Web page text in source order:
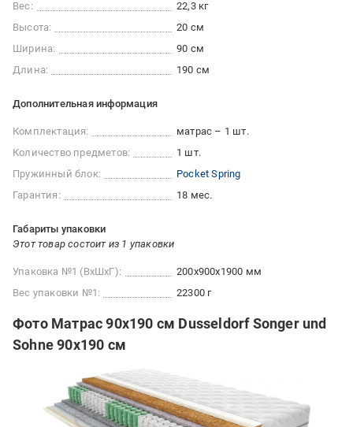
Вес:
22,3 кг
Высота:
20 см
Ширина:
90 см
Длина:
190 см
Дополнительная информация
Комплектация:
матрас – 1 шт.
Количество предметов:
1 шт.
Пружинный блок:
Pocket Spring
Гарантия:
18 мес.
Габариты упаковки
Этот товар состоит из 1 упаковки
Упаковка №1 (ВхШхГ):
200x900x1900 мм
Вес упаковки №1:
22300 г
Фото Матрас 90х190 см Dusseldorf Songer und
Sohne 90x190 см